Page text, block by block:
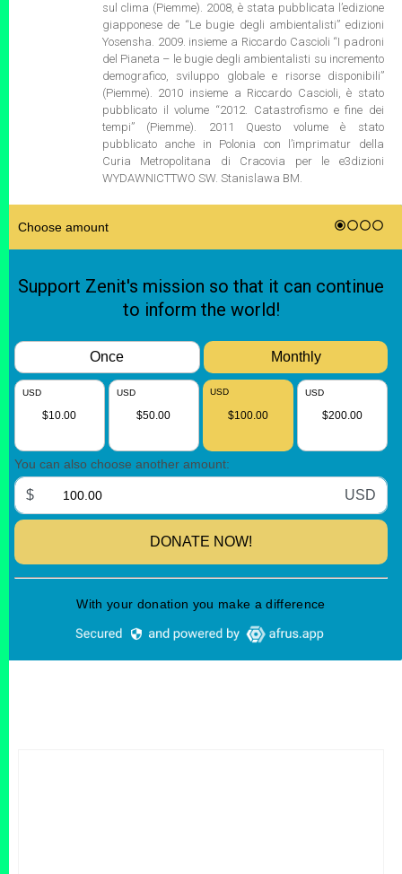
sul clima (Piemme). 2008, è stata pubblicata l’edizione
giapponese de “Le bugie degli ambientalisti” edizioni
Yosensha. 2009. insieme a Riccardo Cascioli “I padroni
del Pianeta – le bugie degli ambientalisti su incremento
demografico, sviluppo globale e risorse disponibili”
(Piemme). 2010 insieme a Riccardo Cascioli, è stato
pubblicato il volume “2012. Catastrofismo e fine dei
tempi” (Piemme). 2011 Questo volume è stato
pubblicato anche in Polonia con l’imprimatur della
Curia Metropolitana di Cracovia per le e3dizioni
WYDAWNICTTWO SW. Stanislawa BM.